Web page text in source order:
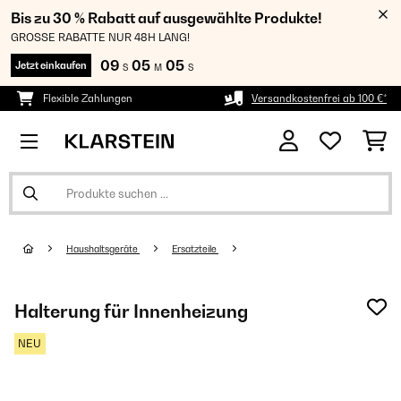
Bis zu 30 % Rabatt auf ausgewählte Produkte!
GROSSE RABATTE NUR 48H LANG!
Jetzt einkaufen 09 S 05 M 04 S
Flexible Zahlungen Versandkostenfrei ab 100 €*
Haushaltsgeräte Ersatzteile
Halterung für Innenheizung
NEU